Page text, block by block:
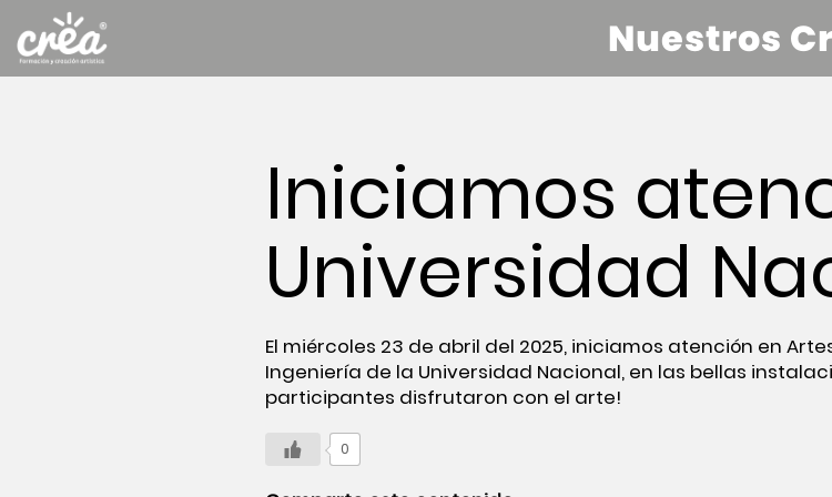
Nuestros
Iniciamos
Universidad
El miércoles 23 de abril del 2025, iniciamos atención en
Ingeniería de la Universidad Nacional, en las bellas
participantes disfrutaron con el arte!
0